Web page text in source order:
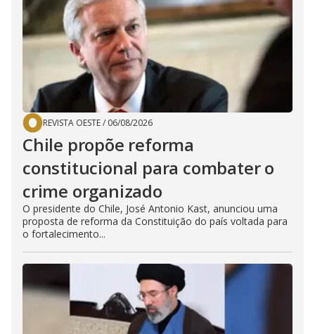
REVISTA OESTE/ 06/08/2026
Chile propõe reforma
constitucional para combater o
crime organizado
O presidente do Chile, José Antonio Kast, anunciou uma
proposta de reforma da Constituição do país voltada para
o fortalecimento...